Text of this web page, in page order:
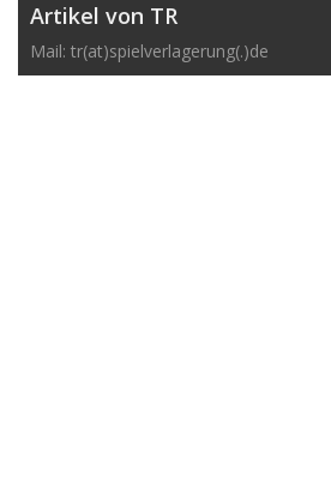
Artikel von TR
Mail: tr(at)spielverlagerung(.)de